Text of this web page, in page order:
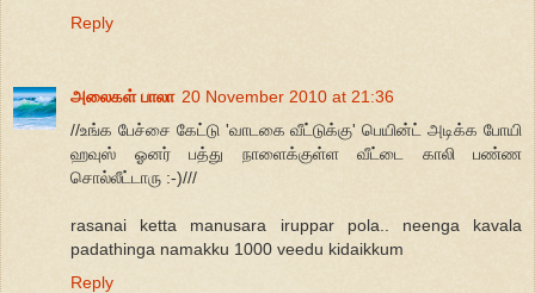
Reply
அலைகள் பாலா 20 November 2010 at 21:36
//உங்க பேச்சை கேட்டு 'வாடகை வீட்டுக்கு' பெயின்ட் அடிக்க போயி
ஹவுஸ் ஓனர் பத்து நாளைக்குள்ள வீட்டை காலி பண்ண
சொல்லீட்டாரு :-)///
rasanai ketta manusara iruppar pola.. neenga kavala
padathinga namakku 1000 veedu kidaikkum
Reply